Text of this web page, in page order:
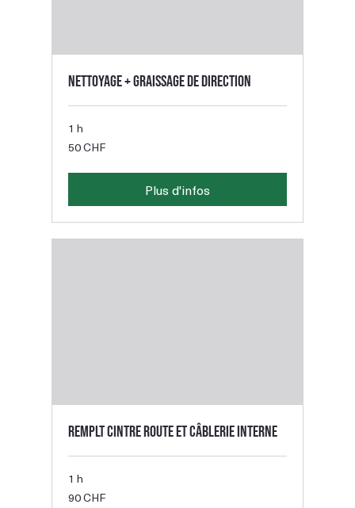
Nettoyage + graissage de direction
1 h
francs
50 CHF
Plus d'infos
Remplt cintre route et câblerie interne
1 h
francs
90 CHF